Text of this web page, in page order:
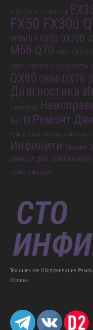
43206-CA000 43206-EG000
FX50 FX30d
Infiniti FX30D QX70D
M56 Q70
P0017 P0017(64)
P0599 P2457 EGR COOLING SYSTEM
QX80 QX60 QX70
Диагностика
вибростенде
АКПП Ремонт
Ремонт и диагностика вариатора
Инфинити Тюнинг
ремонт двс ошибка
сервис инфинити
Техническое Обслуживание
Москва